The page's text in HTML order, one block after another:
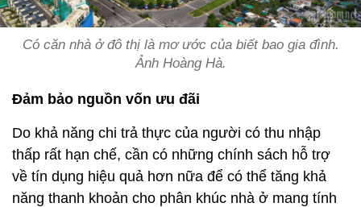
Có căn nhà ở đô thị là mơ ước của biết bao gia đình.
Ảnh Hoàng Hà.
Đảm bảo nguồn vốn ưu đãi
Do khả năng chi trả thực của người có thu nhập
thấp rất hạn chế, cần có những chính sách hỗ trợ
về tín dụng hiệu quả hơn nữa để có thể tăng khả
năng thanh khoản cho phân khúc nhà ở mang tính